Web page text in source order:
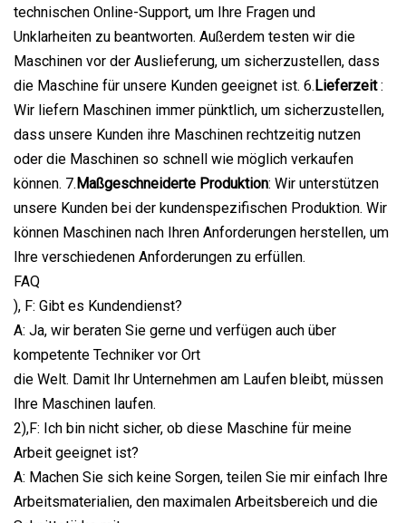
technischen Online-Support, um Ihre Fragen und
Unklarheiten zu beantworten. Außerdem testen wir die
Maschinen vor der Auslieferung, um sicherzustellen, dass
die Maschine für unsere Kunden geeignet ist. 6.Lieferzeit:
Wir liefern Maschinen immer pünktlich, um sicherzustellen,
dass unsere Kunden ihre Maschinen rechtzeitig nutzen
oder die Maschinen so schnell wie möglich verkaufen
können. 7.Maßgeschneiderte Produktion: Wir unterstützen
unsere Kunden bei der kundenspezifischen Produktion. Wir
können Maschinen nach Ihren Anforderungen herstellen, um
Ihre verschiedenen Anforderungen zu erfüllen.
FAQ
), F: Gibt es Kundendienst?
A: Ja, wir beraten Sie gerne und verfügen auch über
kompetente Techniker vor Ort
die Welt. Damit Ihr Unternehmen am Laufen bleibt, müssen
Ihre Maschinen laufen.
2),F: Ich bin nicht sicher, ob diese Maschine für meine
Arbeit geeignet ist?
A: Machen Sie sich keine Sorgen, teilen Sie mir einfach Ihre
Arbeitsmaterialien, den maximalen Arbeitsbereich und die